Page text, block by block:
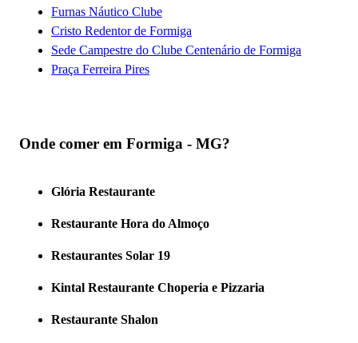
Furnas Náutico Clube
Cristo Redentor de Formiga
Sede Campestre do Clube Centenário de Formiga
Praça Ferreira Pires
Onde comer em Formiga - MG?
Glória Restaurante
Restaurante Hora do Almoço
Restaurantes Solar 19
Kintal Restaurante Choperia e Pizzaria
Restaurante Shalon